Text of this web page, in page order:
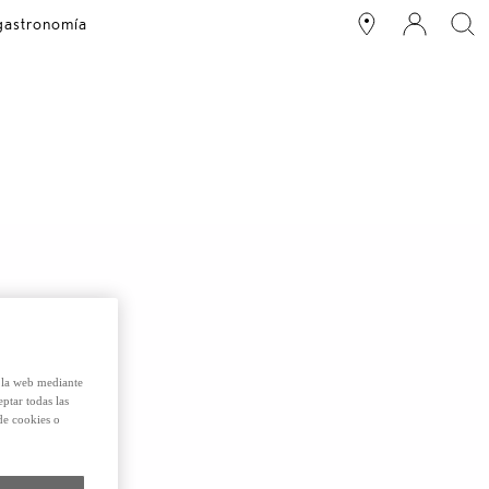
web mediante
todas las
cookies o